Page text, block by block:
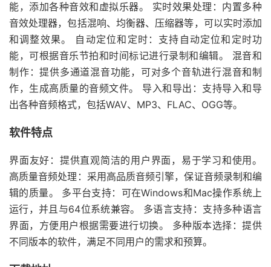
能，添加各种音效和虚拟乐器。 实时效果处理：内置多种
音效处理器，包括混响、均衡器、压缩器等，可以实时添加
和调整效果。 自动定位和定时：支持自动定位和定时功
能，可根据音乐节拍和时间标记进行录制和编辑。 混音和
制作：提供多通道混音功能，可对多个音轨进行混音和制
作，生成高质量的音频文件。 导入和导出：支持导入和导
出各种音频格式，包括WAV、MP3、FLAC、OGG等。
软件特点
界面友好：提供直观简洁的用户界面，易于学习和使用。
高质量音频处理：采用高品质音频引擎，保证音频录制和编
辑的质量。 多平台支持：可在Windows和Mac操作系统上
运行，并且与64位系统兼容。 多语言支持：支持多种语言
界面，方便用户根据需要进行切换。 多种版本选择：提供
不同版本的软件，满足不同用户的需求和预算。